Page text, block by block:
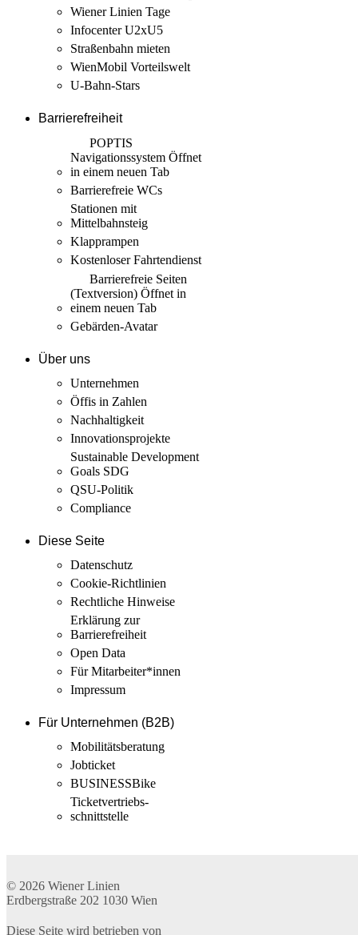
Wiener Linien Tage
Infocenter U2xU5
Straßenbahn mieten
WienMobil Vorteilswelt
U-Bahn-Stars
Barrierefreiheit
POPTIS
Navigationssystem Öffnet
in einem neuen Tab
Barrierefreie WCs
Stationen mit
Mittelbahnsteig
Klapprampen
Kostenloser Fahrtendienst
Barrierefreie Seiten
(Textversion) Öffnet in
einem neuen Tab
Gebärden-Avatar
Über uns
Unternehmen
Öffis in Zahlen
Nachhaltigkeit
Innovations­projekte
Sustainable Development
Goals SDG
QSU-Politik
Compliance
Diese Seite
Datenschutz
Cookie-Richtlinien
Rechtliche Hinweise
Erklärung zur
Barrierefreiheit
Open Data
Für Mitarbeiter­*innen
Impressum
Für Unternehmen (B2B)
Mobilitäts­beratung
Jobticket
BUSINESSBike
Ticketvertriebs­
schnittstelle
© 2026 Wiener Linien
Erdbergstraße 202 1030 Wien
Diese Seite wird betrieben von